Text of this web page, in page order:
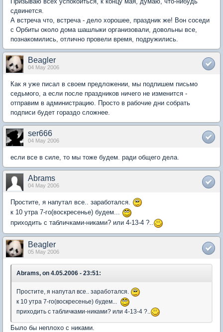
сдвинется.
А встреча что, встреча - дело хорошее, праздник же! Вон соседи
с Орбиты около дома шашлыки организовали, довольны все,
познакомились, отлично провели время, подружились.
Beagler
04 May 2006
Как я уже писал в своем предложении, мы подпишем письмо
седьмого, а если после праздников ничего не изменится -
отправим в администрацию. Просто в рабочие дни собрать
подписи будет гораздо сложнее.
ser666
04 May 2006
если все в силе, то мы тоже будем. ради общего дела.
Abrams
04 May 2006
Простите, я напутал все.. заработался.
к 10 утра 7-го(воскресенье) будем...
приходить с табличками-никами? или 4-13-4 ?..
Beagler
05 May 2006
Abrams, on 4.05.2006 - 23:51:
Простите, я напутал все.. заработался.
к 10 утра 7-го(воскресенье) будем...
приходить с табличками-никами? или 4-13-4 ?..
Было бы неплохо с никами.